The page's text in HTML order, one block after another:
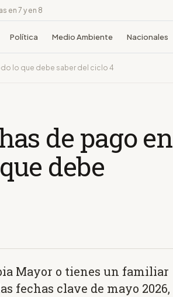
en 7 y en 8
Política Medio Ambiente Nacionales
lo que debe saber del ciclo 4
de pago en
debe
Mayor o tienes un familiar
fechas clave de mayo 2026,